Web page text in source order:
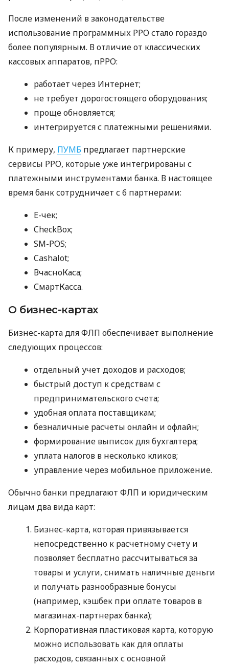
После изменений в законодательстве
использование программных РРО стало гораздо
более популярным. В отличие от классических
кассовых аппаратов, пРРО:
работает через Интернет;
не требует дорогостоящего оборудования;
проще обновляется;
интегрируется с платежными решениями.
К примеру, ПУМБ предлагает партнерские
сервисы РРО, которые уже интегрированы с
платежными инструментами банка. В настоящее
время банк сотрудничает с 6 партнерами:
E-чек;
CheckBox;
SM-POS;
Cashalot;
ВчасноКаса;
СмартКасса.
О бизнес-картах
Бизнес-карта для ФЛП обеспечивает выполнение
следующих процессов:
отдельный учет доходов и расходов;
быстрый доступ к средствам с
предпринимательского счета;
удобная оплата поставщикам;
безналичные расчеты онлайн и офлайн;
формирование выписок для бухгалтера;
уплата налогов в несколько кликов;
управление через мобильное приложение.
Обычно банки предлагают ФЛП и юридическим
лицам два вида карт:
Бизнес-карта, которая привязывается
непосредственно к расчетному счету и
позволяет бесплатно рассчитываться за
товары и услуги, снимать наличные деньги
и получать разнообразные бонусы
(например, кэшбек при оплате товаров в
магазинах-партнерах банка);
Корпоративная пластиковая карта, которую
можно использовать как для оплаты
расходов, связанных с основной